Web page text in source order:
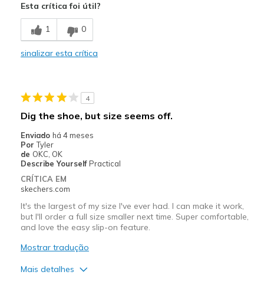
Breathe Well
Comfortable
Melhores utilizações
Going Out
Width
Sizing
View On Shoes
Shoes are for Wearing
Esta crítica foi útil?
1 0
sinalizar esta crítica
4
Dig the shoe, but size seems off.
Enviado há 4 meses
Por Tyler
de OKC, OK
Describe Yourself Practical
CRÍTICA EM
skechers.com
It's the largest of my size I've ever had. I can make it work,
but I'll order a full size smaller next time. Super comfortable,
and love the easy slip-on feature.
Mostrar tradução
Mais detalhes